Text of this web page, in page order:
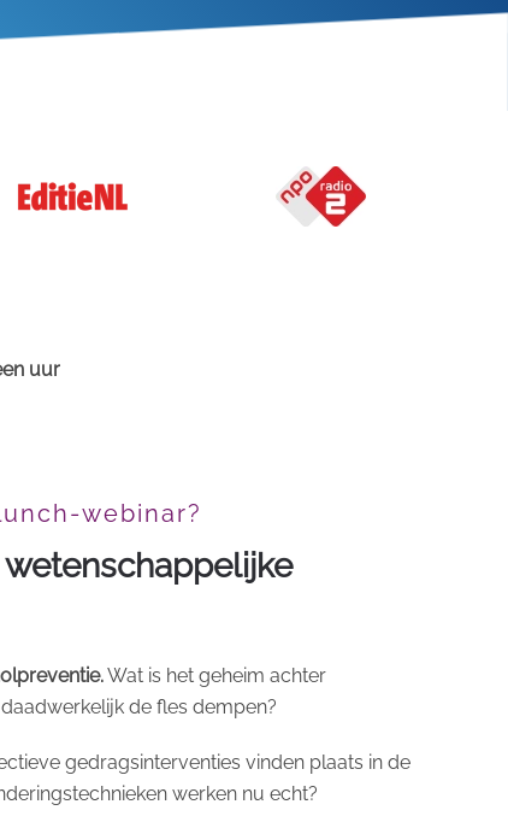
uur
webinar?
wetenschappelijke
Wat is het geheim achter
de fles dempen?
gedragsinterventies vinden plaats in de
werken nu echt?